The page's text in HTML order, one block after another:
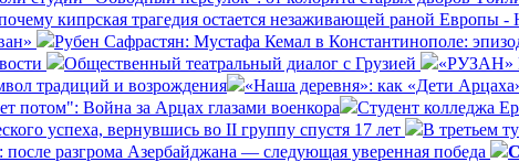
кипрская трагедия остается незаживающей раной Европы -
Рубен Сафрастян: Мустафа Кемал в Константинополе:
Общественный театральный диалог с Грузией
традиций и возрождения
«Наша деревня»: как «Дети
потом": Война за Арцах глазами военкора
Студент колледжа
успеха, вернувшись во II группу спустя 17 лет
В третьем
разгрома Азербайджана — следующая уверенная победа